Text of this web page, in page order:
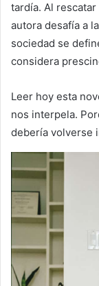
tardía. Al
autora desafía a
sociedad se
considera
Leer hoy esta
nos interpela.
debería volverse